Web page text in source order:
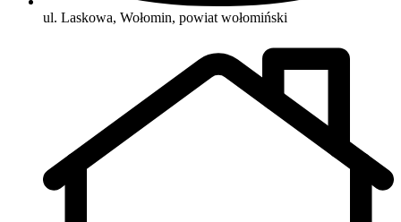
ul. Laskowa, Wołomin, powiat wołomiński